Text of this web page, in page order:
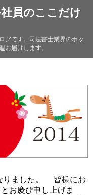
員のここだけ
グです。司法書士業界のホッ
お届けします。
りました。 皆様にお
お慶び申し上げま